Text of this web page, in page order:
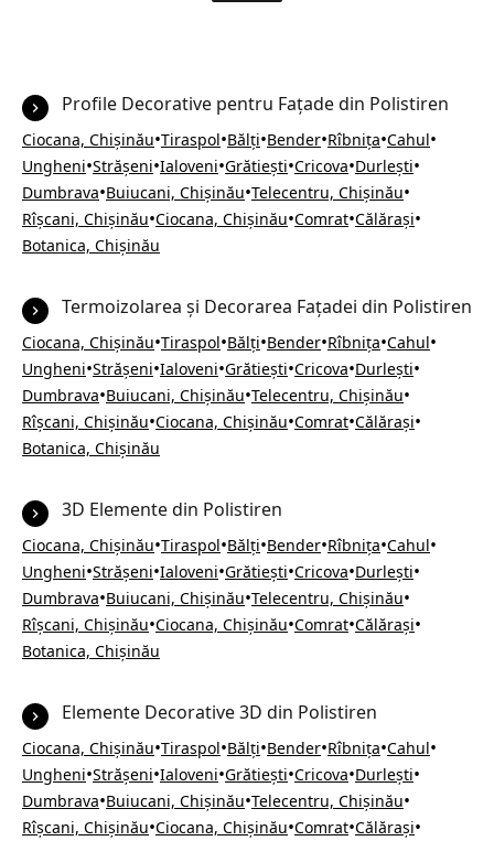
Profile Decorative pentru Fațade din Polistiren
Ciocana, Chișinău•Tiraspol•Bălți•Bender•Rîbnița•Cahul•
Ungheni•Strășeni•Ialoveni•Grătiești•Cricova•Durlești•
Dumbrava•Buiucani, Chișinău•Telecentru, Chișinău•
Rîșcani, Chișinău•Ciocana, Chișinău•Comrat•Călărași•
Botanica, Chișinău
Termoizolarea și Decorarea Fațadei din Polistiren
Ciocana, Chișinău•Tiraspol•Bălți•Bender•Rîbnița•Cahul•
Ungheni•Strășeni•Ialoveni•Grătiești•Cricova•Durlești•
Dumbrava•Buiucani, Chișinău•Telecentru, Chișinău•
Rîșcani, Chișinău•Ciocana, Chișinău•Comrat•Călărași•
Botanica, Chișinău
3D Elemente din Polistiren
Ciocana, Chișinău•Tiraspol•Bălți•Bender•Rîbnița•Cahul•
Ungheni•Strășeni•Ialoveni•Grătiești•Cricova•Durlești•
Dumbrava•Buiucani, Chișinău•Telecentru, Chișinău•
Rîșcani, Chișinău•Ciocana, Chișinău•Comrat•Călărași•
Botanica, Chișinău
Elemente Decorative 3D din Polistiren
Ciocana, Chișinău•Tiraspol•Bălți•Bender•Rîbnița•Cahul•
Ungheni•Strășeni•Ialoveni•Grătiești•Cricova•Durlești•
Dumbrava•Buiucani, Chișinău•Telecentru, Chișinău•
Rîșcani, Chișinău•Ciocana, Chișinău•Comrat•Călărași•